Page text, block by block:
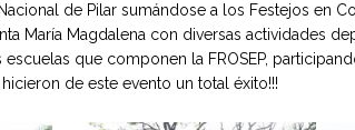
de Pilar sumándose a los Festejos en
María Magdalena con diversas actividades
que componen la FROSEP,
de este evento un total éxito!!!